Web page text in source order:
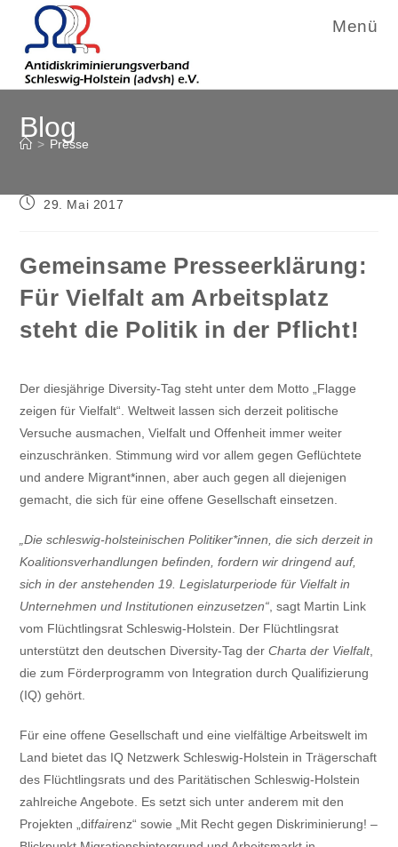
Inhalt
springen
Menü
Blog
> Presse
Beitrag29. Mai 2017
Gemeinsame Presseerklärung:
Für Vielfalt am Arbeitsplatz
steht die Politik in der Pflicht!
Der diesjährige Diversity-Tag steht unter dem Motto „Flagge
zeigen für Vielfalt“. Weltweit lassen sich derzeit politische
Versuche ausmachen, Vielfalt und Offenheit immer weiter
einzuschränken. Stimmung wird vor allem gegen Geflüchtete
und andere Migrant*innen, aber auch gegen all diejenigen
gemacht, die sich für eine offene Gesellschaft einsetzen.
„Die schleswig-holsteinischen Politiker*innen, die sich derzeit in
Koalitionsverhandlungen befinden, fordern wir dringend auf,
sich in der anstehenden 19. Legislaturperiode für Vielfalt in
Unternehmen und Institutionen einzusetzen“ , sagt Martin Link
vom Flüchtlingsrat Schleswig-Holstein. Der Flüchtlingsrat
unterstützt den deutschen Diversity-Tag derCharta der Vielfalt,
die zum Förderprogramm von Integration durch Qualifizierung
(IQ) gehört.
Für eine offene Gesellschaft und eine vielfältige Arbeitswelt im
Land bietet das IQ Netzwerk Schleswig-Holstein in Trägerschaft
des Flüchtlingsrats und des Paritätischen Schleswig-Holstein
zahlreiche Angebote. Es setzt sich unter anderem mit den
Projekten „diffairenz“ sowie „Mit Recht gegen Diskriminierung! –